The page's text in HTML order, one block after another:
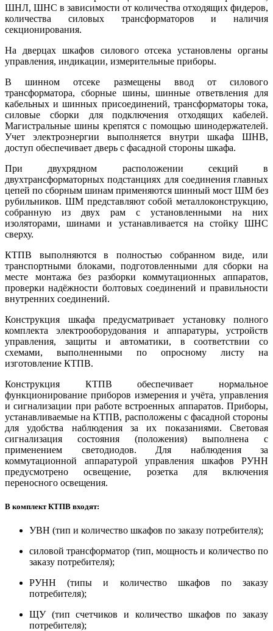
ШНЛ, ШНС в зависимости от количества отходящих фидеров,
количества силовых трансформаторов и наличия
секционирования.
На дверцах шкафов силового отсека установлены органы
управления, индикации, измерительные приборы.
В шинном отсеке размещены ввод от силового
трансформатора, сборные шины, шинные ответвления для
кабельных и шинных присоединений, трансформаторы тока,
силовые сборки для подключения отходящих кабелей.
Магистральные шины крепятся с помощью шинодержателей.
Учет электроэнергии выполняется внутри шкафа ШНВ,
доступ обеспечивает дверь с фасадной стороны шкафа.
При двухрядном расположении секций в
двухтрансформаторных подстанциях для соединения главных
цепей по сборным шинам применяются шинный мост ШМ без
рубильников. ШМ представляют собой металлоконструкцию,
собранную из двух рам с установленными на них
изоляторами, шинами и устанавливается на стойку ШНС
сверху.
КТПВ выполняются в полностью собранном виде, или
транспортными блоками, подготовленными для сборки на
месте монтажа без разборки коммутационных аппаратов,
проверки надёжности болтовых соединений и правильности
внутренних соединений.
Конструкция шкафа предусматривает установку полного
комплекта электрооборудования и аппаратуры, устройств
управления, защиты и автоматики, в соответствии со
схемами, выполненными по опросному листу на
изготовление КТПВ.
Конструкция КТПВ обеспечивает нормальное
функционирование приборов измерения и учёта, управления
и сигнализации при работе встроенных аппаратов. Приборы,
устанавливаемые на КТПВ, расположены с фасадной стороны
для удобства наблюдения за их показаниями. Световая
сигнализация состояния (положения) выполнена с
применением светодиодов. Для наблюдения за
коммутационной аппаратурой управления шкафов РУНН
предусмотрено освещение, розетка для включения
переносного освещения.
В комплект КТПВ входят:
УВН (тип и количество шкафов по заказу потребителя);
силовой трансформатор (тип, мощность и количество по
заказу потребителя);
РУНН (типы и количество шкафов по заказу
потребителя);
ЩУ (тип счетчиков и количество шкафов по заказу
потребителя);